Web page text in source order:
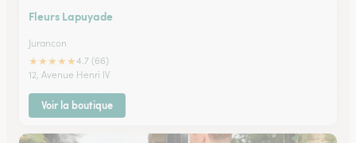
Fleurs Lapuyade
Jurancon
★★★★★4.7 (66)
12, Avenue Henri IV
Voir la boutique